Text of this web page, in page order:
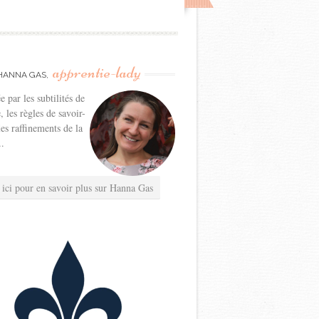
GAS, apprentie-lady
par les subtilités de
les règles de savoir-
raffinements de la
pour en savoir plus sur Hanna Gas